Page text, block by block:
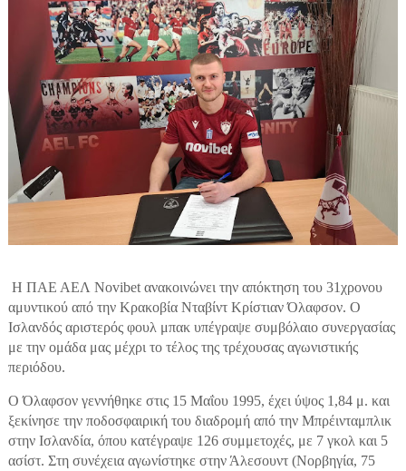
Η ΠΑΕ ΑΕΛ Novibet ανακοινώνει την απόκτηση του 31χρονου
αμυντικού από την Kρακοβία Νταβίντ Κρίστιαν Όλαφσον. Ο
Ισλανδός αριστερός φουλ μπακ υπέγραψε συμβόλαιο συνεργασίας
με την ομάδα μας μέχρι το τέλος της τρέχουσας αγωνιστικής
περιόδου.
Ο Όλαφσον γεννήθηκε στις 15 Μαΐου 1995, έχει ύψος 1,84 μ. και
ξεκίνησε την ποδοσφαιρική του διαδρομή από την Μπρέινταμπλικ
στην Ισλανδία, όπου κατέγραψε 126 συμμετοχές, με 7 γκολ και 5
ασίστ. Στη συνέχεια αγωνίστηκε στην Άλεσουντ (Νορβηγία, 75